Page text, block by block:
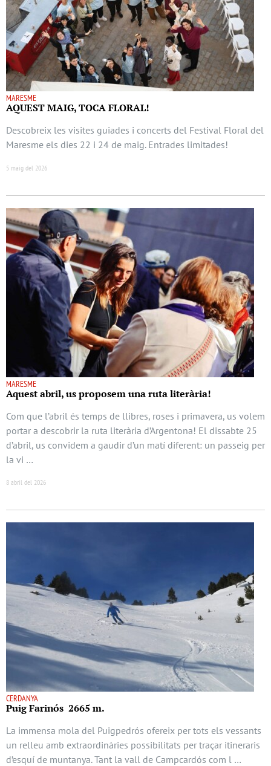
MARESME
AQUEST MAIG, TOCA FLORAL!
Descobreix les visites guiades i concerts del Festival Floral del
Maresme els dies 22 i 24 de maig. Entrades limitades!
5 maig del 2026
MARESME
Aquest abril, us proposem una ruta literària!
Com que l’abril és temps de llibres, roses i primavera, us volem
portar a descobrir la ruta literària d’Argentona! El dissabte 25
d’abril, us convidem a gaudir d’un matí diferent: un passeig per
la vi …
8 abril del 2026
CERDANYA
Puig Farinós 2665 m.
La immensa mola del Puigpedrós ofereix per tots els vessants
un relleu amb extraordinàries possibilitats per traçar itineraris
d’esquí de muntanya. Tant la vall de Campcardós com l …